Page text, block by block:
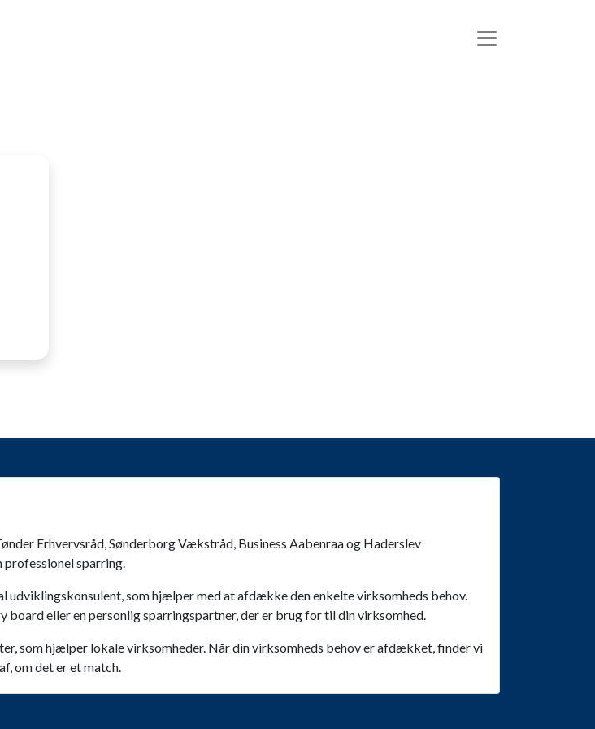
Erhvervsråd, Sønderborg Vækstråd, Business Aabenraa og Haderslev
sparring.
som hjælper med at afdække den enkelte virksomheds behov.
eller en personlig sparringspartner, der er brug for til din virksomhed.
som hjælper lokale virksomheder. Når din virksomheds behov er afdækket, finder vi
om det er et match.